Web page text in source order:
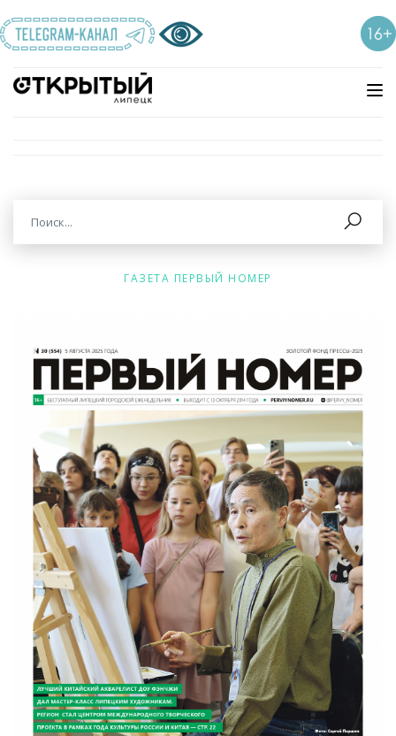
ГАЗЕТА ПЕРВЫЙ НОМЕР